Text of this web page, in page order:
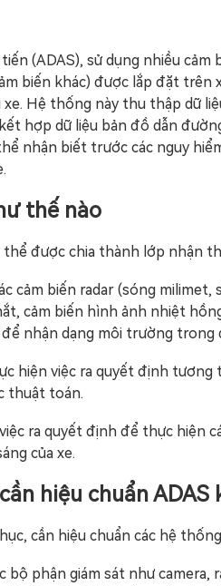
(ADAS), sử dụng nhiều cảm
biến khác) được lắp đặt
Hệ thống này thu thập dữ
hợp dữ liệu bản đồ dẫn
nhận biết trước các nguy
thế nào
được chia thành lớp nhận
cảm biến radar (sóng milimet,
cảm biến hình ảnh nhiệt
nhận dạng môi trường trong
hiện việc ra quyết định tương
thuật toán.
ra quyết định để thực hiện
của xe.
hiệu chuẩn ADAS
cần hiệu chuẩn các hệ
bộ phận giám sát như camera,